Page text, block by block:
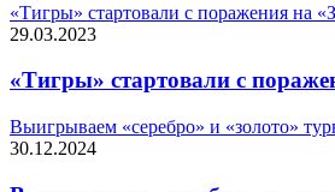
«Тигры» стартовали с поражения на
29.03.2023
«Тигры» стартовали с
Выигрываем «серебро» и «золото»
30.12.2024